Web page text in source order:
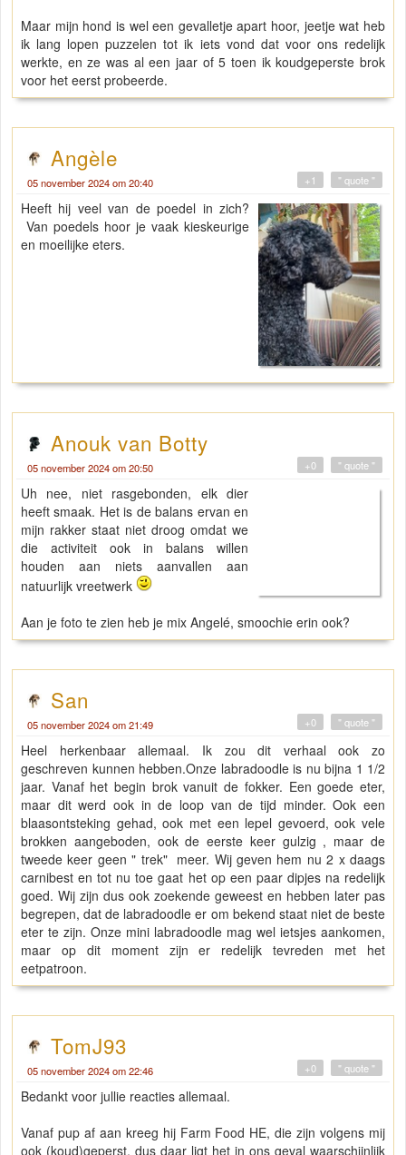
Maar mijn hond is wel een gevalletje apart hoor, jeetje wat heb
ik lang lopen puzzelen tot ik iets vond dat voor ons redelijk
werkte, en ze was al een jaar of 5 toen ik koudgeperste brok
voor het eerst probeerde.
Angèle
05 november 2024 om 20:40 " quote "
+1
Heeft hij veel van de poedel in zich?
Van poedels hoor je vaak kieskeurige
en moeilijke eters.
Anouk van Botty
05 november 2024 om 20:50 " quote "
+0
Uh nee, niet rasgebonden, elk dier
heeft smaak. Het is de balans ervan en
mijn rakker staat niet droog omdat we
die activiteit ook in balans willen
houden aan niets aanvallen aan
natuurlijk vreetwerk
Aan je foto te zien heb je mix Angelé, smoochie erin ook?
San
05 november 2024 om 21:49 " quote "
+0
Heel herkenbaar allemaal. Ik zou dit verhaal ook zo
geschreven kunnen hebben.Onze labradoodle is nu bijna 1 1/2
jaar. Vanaf het begin brok vanuit de fokker. Een goede eter,
maar dit werd ook in de loop van de tijd minder. Ook een
blaasontsteking gehad, ook met een lepel gevoerd, ook vele
brokken aangeboden, ook de eerste keer gulzig , maar de
tweede keer geen " trek" meer. Wij geven hem nu 2 x daags
carnibest en tot nu toe gaat het op een paar dipjes na redelijk
goed. Wij zijn dus ook zoekende geweest en hebben later pas
begrepen, dat de labradoodle er om bekend staat niet de beste
eter te zijn. Onze mini labradoodle mag wel ietsjes aankomen,
maar op dit moment zijn er redelijk tevreden met het
eetpatroon.
TomJ93
05 november 2024 om 22:46 " quote "
+0
Bedankt voor jullie reacties allemaal.
Vanaf pup af aan kreeg hij Farm Food HE, die zijn volgens mij
ook (koud)geperst, dus daar ligt het in ons geval waarschijnlijk